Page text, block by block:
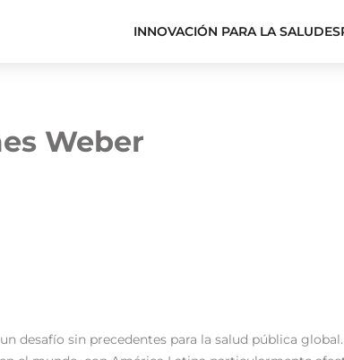
INNOVACIÓN PARA LA SALUD
Weber
desafío sin precedentes para la salud pública